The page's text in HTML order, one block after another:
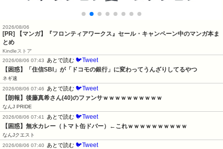
2026/08/06
[PR] 【マンガ】『フロンティアワークス』セール・キャンペーン中のマンガ本ま
とめ
Kindleストア
2026/08/06 07:43
あとで読む 🐦Tweet
【困惑】「住信SBI」が「ドコモの銀行」に変わってうんざりしてるやつ
ネギ速
2026/08/06 07:46
あとで読む 🐦Tweet
【朗報】後藤真希さん(40)のファンサｗｗｗｗｗｗｗｗｗｗ
なんJ PRIDE
2026/08/06 07:41
あとで読む 🐦Tweet
【困惑】無水カレー（トマト缶ドバー）←これｗｗｗｗｗｗｗｗｗｗ
なんJクエスト
2026/08/06 07:40
あとで読む 🐦Tweet